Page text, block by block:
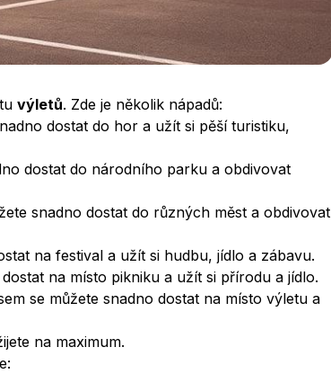
výletů. Zde je několik nápadů:
dostat do hor a užít si pěší turistiku,
dostat do národního parku a obdivovat
snadno dostat do různých měst a obdivovat
na festival a užít si hudbu, jídlo a zábavu.
na místo pikniku a užít si přírodu a jídlo.
se můžete snadno dostat na místo výletu a
na maximum.